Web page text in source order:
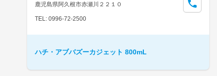
鹿児島県阿久根市赤瀬川２２１０
TEL: 0996-72-2500
ハチ・アブバズーカジェット 800mL